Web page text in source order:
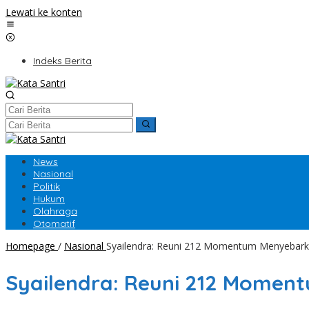
Lewati ke konten
Indeks Berita
News
Nasional
Politik
Hukum
Olahraga
Otomatif
Homepage / Nasional Syailendra: Reuni 212 Momentum
Syailendra: Reuni 212